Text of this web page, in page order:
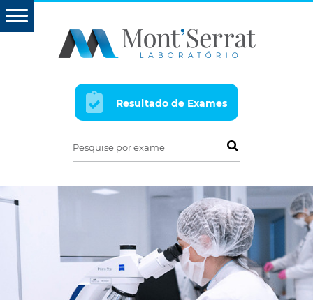
Resultado de Exames
Pesquise por exame